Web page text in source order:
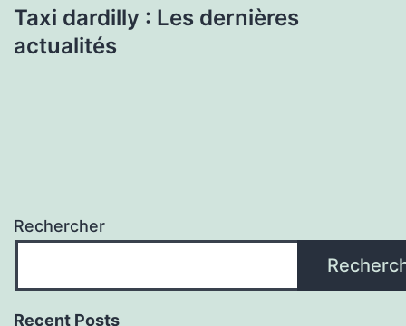
Taxi dardilly : Les dernières
actualités
Rechercher
Recent Posts